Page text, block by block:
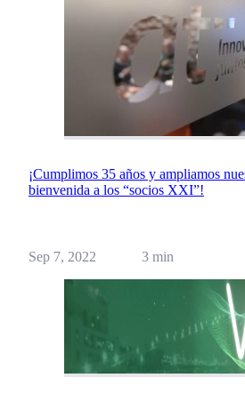
¡Cumplimos 35 años y ampliamos
bienvenida a los “socios XXI”!
Sep 7, 2022 3 min